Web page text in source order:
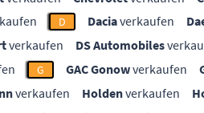
D Daciaverkaufen
verkaufen DS Automobiles
G GAC Gonowverkaufen
verkaufen Holdenverkaufen